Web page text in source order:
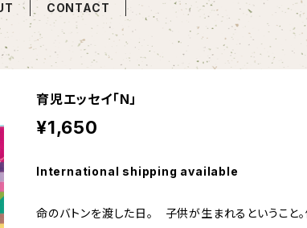
CONTACT
育児エッセイ「N」
¥1,650
International shipping available
命のバトンを渡した日。 子供が生まれるということ